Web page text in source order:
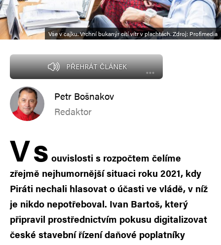
Vše v cajku. Vrchní bukanýr cítí vítr v plachtách. Zdroj: Profimedia
PŘEHRÁT ČLÁNEK
Petr Bošnakov
Redaktor
Vs ouvislosti s rozpočtem čelíme
zřejmě nejhumornější situaci roku 2021, kdy
Piráti nechali hlasovat o účasti ve vládě, v níž
je nikdo nepotřeboval. Ivan Bartoš, který
připravil prostřednictvím pokusu digitalizovat
české stavební řízení daňové poplatníky